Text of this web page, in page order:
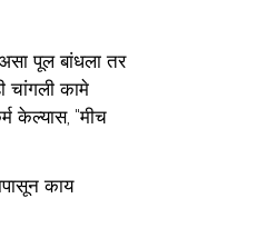
पूल बांधला तर
चांगली कामे
केल्यास, "मीच
काय